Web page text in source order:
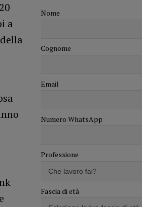
a
Nome
Cognome
Email
Numero WhatsApp
Professione
Fascia di età